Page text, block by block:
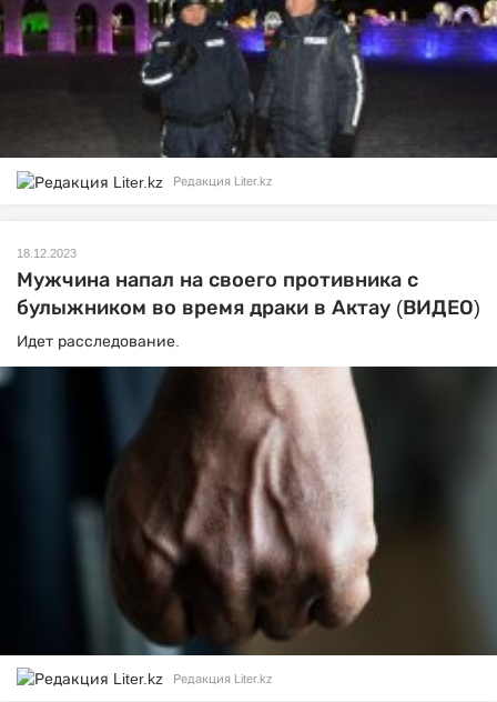
Редакция Liter.kz
18.12.2023
Мужчина напал на своего противника с
булыжником во время драки в Актау (ВИДЕО)
Идет расследование.
Редакция Liter.kz